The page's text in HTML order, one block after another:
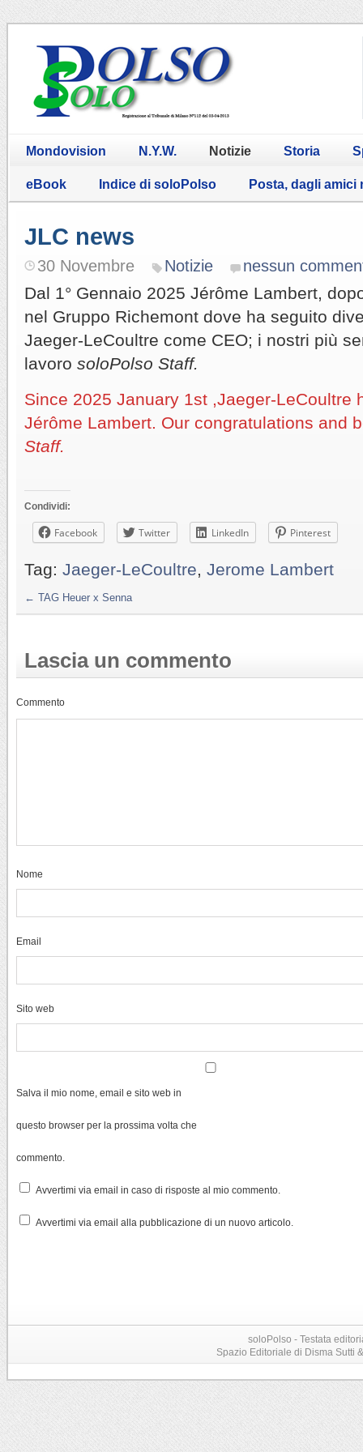
Mondovision N.Y.W. Notizie Storia
eBook Indice di soloPolso Posta, dagli amici
JLC news
30 Novembre Notizie nessun
Dal 1° Gennaio 2025 Jérôme Lambert,
nel Gruppo Richemont dove ha seguito
Jaeger-LeCoultre come CEO; i nostri più
lavoro soloPolso Staff.
Since 2025 January 1st ,Jaeger-LeCoultre
Jérôme Lambert. Our congratulations and
Staff.
Condividi:
Facebook Twitter LinkedIn Pinterest
Tag: Jaeger-LeCoultre Jerome Lambert
← TAG Heuer x Senna
Lascia un commento
Commento
Nome
Email
Sito web
Salva il mio nome, email e sito web in
questo browser per la prossima volta che
commento.
Avvertimi via email in caso di risposte al mio commento.
Avvertimi via email alla pubblicazione di un nuovo articolo.
soloPolso - Testata
Spazio Editoriale di Disma Sutti